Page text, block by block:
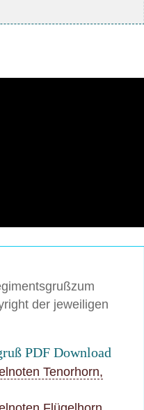
der jeweiligen
PDF Download
Tenorhorn,